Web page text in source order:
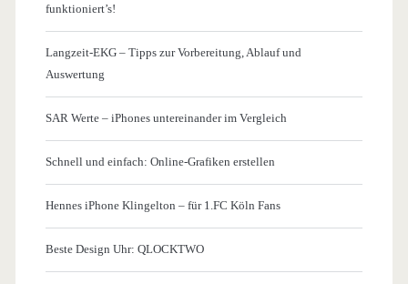
funktioniert’s!
Langzeit-EKG – Tipps zur Vorbereitung, Ablauf und
Auswertung
SAR Werte – iPhones untereinander im Vergleich
Schnell und einfach: Online-Grafiken erstellen
Hennes iPhone Klingelton – für 1.FC Köln Fans
Beste Design Uhr: QLOCKTWO